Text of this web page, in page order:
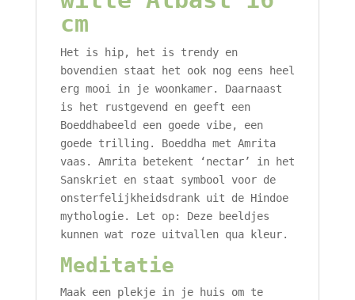
cm
Het is hip, het is trendy en
bovendien staat het ook nog eens heel
erg mooi in je woonkamer. Daarnaast
is het rustgevend en geeft een
Boeddhabeeld een goede vibe, een
goede trilling. Boeddha met Amrita
vaas. Amrita betekent ‘nectar’ in het
Sanskriet en staat symbool voor de
onsterfelijkheidsdrank uit de Hindoe
mythologie. Let op: Deze beeldjes
kunnen wat roze uitvallen qua kleur.
Meditatie
Maak een plekje in je huis om te